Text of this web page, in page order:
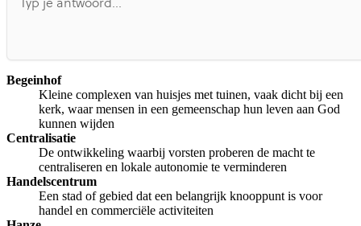
Begeinhof
Kleine complexen van huisjes met tuinen, vaak dicht bij een
kerk, waar mensen in een gemeenschap hun leven aan God
kunnen wijden
Centralisatie
De ontwikkeling waarbij vorsten proberen de macht te
centraliseren en lokale autonomie te verminderen
Handelscentrum
Een stad of gebied dat een belangrijk knooppunt is voor
handel en commerciële activiteiten